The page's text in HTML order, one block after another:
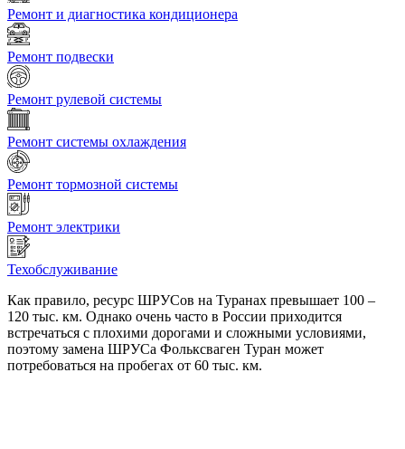
Ремонт и диагностика кондиционера
Ремонт подвески
Ремонт рулевой системы
Ремонт системы охлаждения
Ремонт тормозной системы
Ремонт электрики
Техобслуживание
Как правило, ресурс ШРУСов на Туранах превышает 100 –
120 тыс. км. Однако очень часто в России приходится
встречаться с плохими дорогами и сложными условиями,
поэтому замена ШРУСа Фольксваген Туран может
потребоваться на пробегах от 60 тыс. км.